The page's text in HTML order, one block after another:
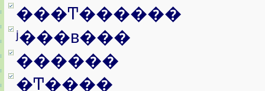
���Ͳ������
ʲ���в���
������
�Ͳ����